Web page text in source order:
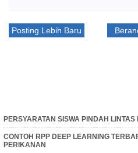
Posting Lebih Baru
PERSYARATAN SISWA PINDAH LINTAS
CONTOH RPP DEEP LEARNING
PERIKANAN